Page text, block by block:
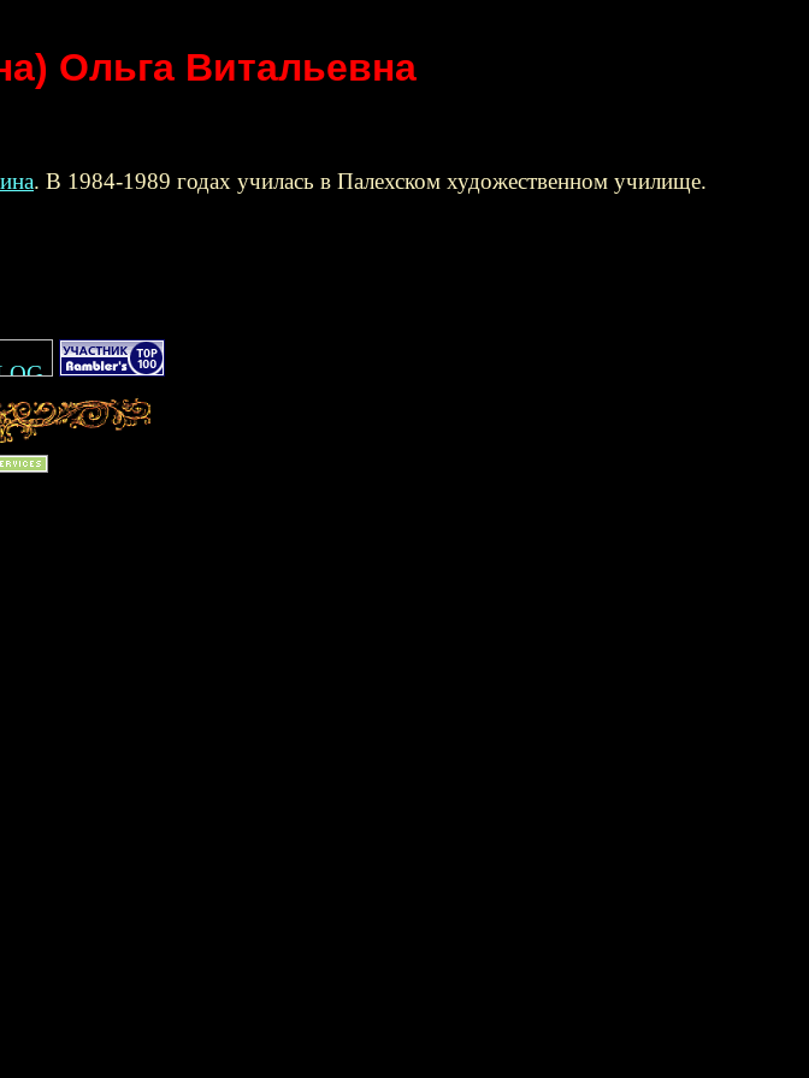
Ольга Витальевна
. В 1984-1989 годах училась в Палехском художественном училище.